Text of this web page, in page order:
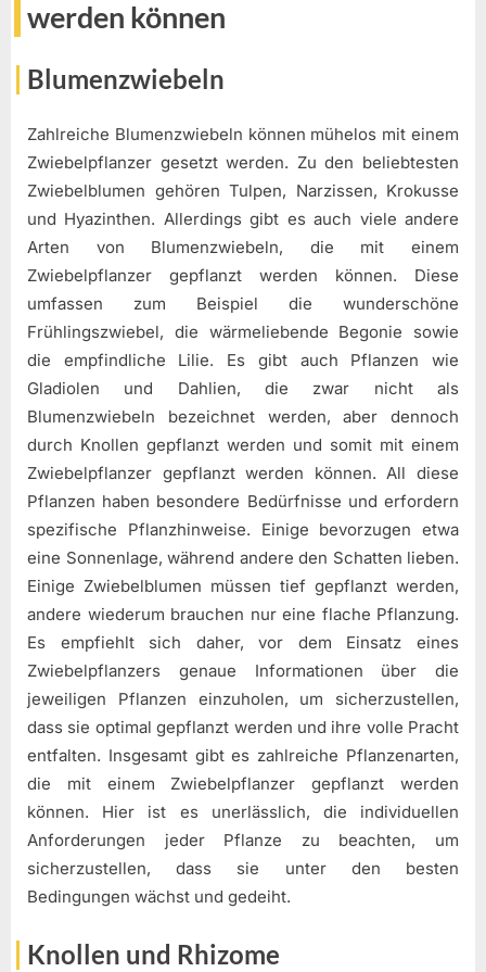
werden können
Blumenzwiebeln
Zahlreiche Blumenzwiebeln können mühelos mit einem
Zwiebelpflanzer gesetzt werden. Zu den beliebtesten
Zwiebelblumen gehören Tulpen, Narzissen, Krokusse
und Hyazinthen. Allerdings gibt es auch viele andere
Arten von Blumenzwiebeln, die mit einem
Zwiebelpflanzer gepflanzt werden können. Diese
umfassen zum Beispiel die wunderschöne
Frühlingszwiebel, die wärmeliebende Begonie sowie
die empfindliche Lilie. Es gibt auch Pflanzen wie
Gladiolen und Dahlien, die zwar nicht als
Blumenzwiebeln bezeichnet werden, aber dennoch
durch Knollen gepflanzt werden und somit mit einem
Zwiebelpflanzer gepflanzt werden können. All diese
Pflanzen haben besondere Bedürfnisse und erfordern
spezifische Pflanzhinweise. Einige bevorzugen etwa
eine Sonnenlage, während andere den Schatten lieben.
Einige Zwiebelblumen müssen tief gepflanzt werden,
andere wiederum brauchen nur eine flache Pflanzung.
Es empfiehlt sich daher, vor dem Einsatz eines
Zwiebelpflanzers genaue Informationen über die
jeweiligen Pflanzen einzuholen, um sicherzustellen,
dass sie optimal gepflanzt werden und ihre volle Pracht
entfalten. Insgesamt gibt es zahlreiche Pflanzenarten,
die mit einem Zwiebelpflanzer gepflanzt werden
können. Hier ist es unerlässlich, die individuellen
Anforderungen jeder Pflanze zu beachten, um
sicherzustellen, dass sie unter den besten
Bedingungen wächst und gedeiht.
Knollen und Rhizome